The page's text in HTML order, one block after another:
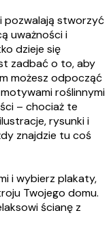
pozwalają stworzyć
uważności i
dzieje się
zadbać o to, aby
możesz odpocząć
roślinnymi
– chociaż te
rysunki i
znajdzie tu coś
i wybierz plakaty,
Twojego domu.
ścianę z